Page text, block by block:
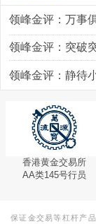
领峰金评：突破
香港黄金交易所
AA类145号行员
保证金交易等杠杆产